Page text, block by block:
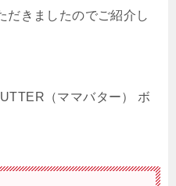
だきましたのでご紹介し
（ママバター） ボ